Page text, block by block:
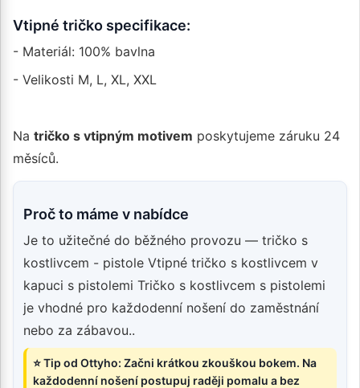
Vtipné tričko specifikace:
- Materiál: 100% bavlna
- Velikosti M, L, XL, XXL
Na tričko s vtipným motivem poskytujeme záruku 24
měsíců.
Proč to máme v nabídce
Je to užitečné do běžného provozu — tričko s
kostlivcem - pistole Vtipné tričko s kostlivcem v
kapuci s pistolemi Tričko s kostlivcem s pistolemi
je vhodné pro každodenní nošení do zaměstnání
nebo za zábavou..
⭐ Tip od Ottyho: Začni krátkou zkouškou bokem. Na
každodenní nošení postupuj raději pomalu a bez